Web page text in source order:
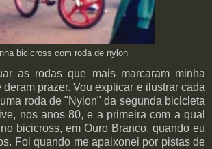
bicicross com roda de nylon
as rodas que mais marcaram minha
prazer. Vou explicar e ilustrar cada
roda de "Nylon" da segunda bicicleta
nos anos 80, e a primeira com a qual
bicicross, em Ouro Branco, quando eu
Foi quando me apaixonei por pistas de